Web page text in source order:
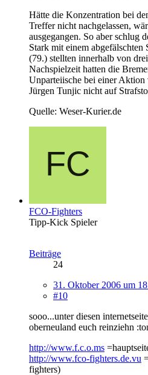
Hätte die Konzentration bei
Treffer nicht nachgelassen,
ausgegangen. So aber schlug
Stark mit einem
(79.) stellten innerhalb von
Nachspielzeit hatten die
Unparteiische bei einer
Jürgen Tunjic nicht auf
Quelle: Weser-Kurier.de
FCO-Fighters
Tipp-Kick Spieler
Beiträge
24
31. Oktober 2006 um
#10
sooo...unter diesen
oberneuland euch reinziehn
http://www.f.c.o.ms
http://www.fco-fighters.de.vu
fighters)